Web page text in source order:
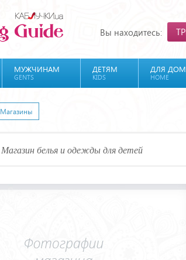
Вы находитесь:
МУЖЧИНАМ
GENTS
ДЕТЯМ
KIDS
ДЛЯ
HOME
Магазины
Магазин белья и одежды для детей